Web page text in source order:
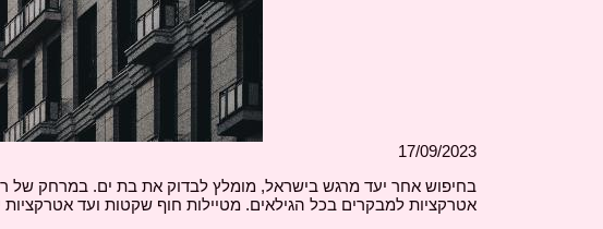
17/09/2023
אטרקציות למבקרים בכל הגילאים. מטיילות חוף שקטות ועד